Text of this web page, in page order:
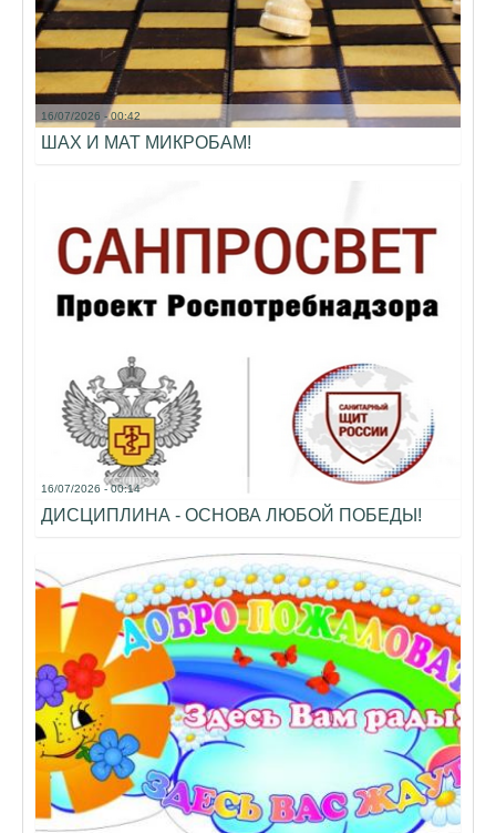
16/07/2026 - 00:42
ШАХ И МАТ МИКРОБАМ!
16/07/2026 - 00:14
ДИСЦИПЛИНА - ОСНОВА ЛЮБОЙ ПОБЕДЫ!